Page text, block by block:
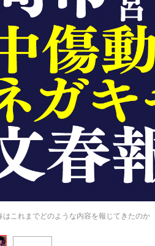
成できなかったからと言って…」サッ
はこれまでどのような内容を報じてきたのか